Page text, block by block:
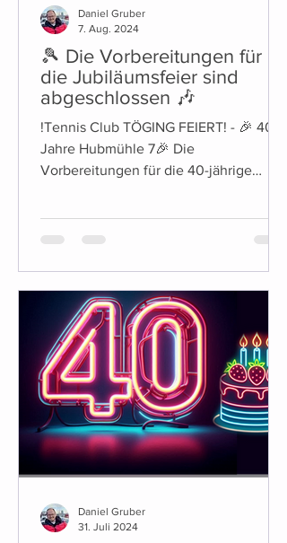
🎾 Die Vorbereitungen für
die Jubiläumsfeier sind
abgeschlossen 🎶
!Tennis Club TÖGING FEIERT! - 🎉 40
Jahre Hubmühle 7🎉 Die
Vorbereitungen für die 40-jährige
Daniel Gruber
7. Aug. 2024
Daniel Gruber
31. Juli 2024